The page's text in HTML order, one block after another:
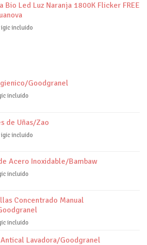
Bio Led Luz Naranja 1800K Flicker FREE
igic incluido
Goodgranel
incluido
de Uñas/Zao
igic incluido
Acero Inoxidable/Bambaw
incluido
Concentrado Manual
incluido
Lavadora/Goodgranel